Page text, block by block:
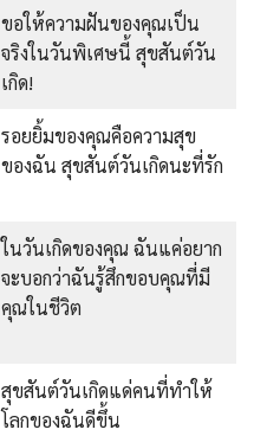
ขอให้ความฝันของคุณเป็น
จริงในวันพิเศษนี้ สุขสันต์วัน
เกิด!
รอยยิ้มของคุณคือความสุข
ของฉัน สุขสันต์วันเกิดนะที่รัก
ในวันเกิดของคุณ ฉันแค่อยาก
จะบอกว่าฉันรู้สึกขอบคุณที่มี
คุณในชีวิต
สุขสันต์วันเกิดแด่คนที่ทำให้
โลกของฉันดีขึ้น